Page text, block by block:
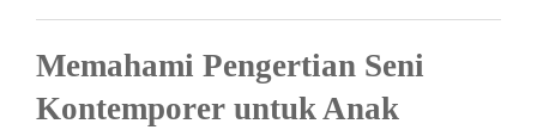
Memahami Pengertian Seni
Kontemporer untuk Anak